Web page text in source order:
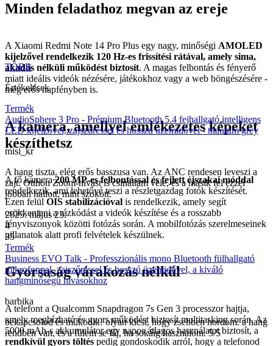
Minden feladathoz megvan az ereje
A Xiaomi Redmi Note 14 Pro Plus egy nagy, minőségi AMOLED
kijelzővel rendelkezik 120 Hz-es frissítési rátával, amely sima,
akadás nélküli működést biztosít. A magas felbontás és fényerő
miatt ideális videók nézésére, játékokhoz vagy a web böngészésére -
még erős napfényben is.
A kamera, amellyel emlékezetes képeket
készíthetsz
A fő kamera200 MP-es felbontással és fejlett éjszakai móddal
rendelkezik, ami lehetővé teszi a részletgazdag fotók készítését.
Ezen felül OIS stabilizációval is rendelkezik, amely segít
csökkenteni a rázkódást a videók készítése és a rosszabb
fényviszonyok közötti fotózás során. A mobilfotózás szerelmeseinek
pillanatok alatt profi felvételek készülnek.
Gyorsaság várakozás nélkül
A telefont a Qualcomm Snapdragon 7s Gen 3 processzor hajtja,
amely megbízható és gyors működést biztosít multitasking során. Az
5000 mAh-s akkumulátor egy napos átlagos használatot biztosít, a
rendkívül gyors töltés pedig gondoskodik arról, hogy a telefonod
TÖBB
Értékelések
Termék
AudioSphere 3 Pro - Prémium Bluetooth 5.4 fejhallgató intelligens
LED kijelzővel, zajszűréssel és hosszú üzemidővel - titanium grey
misi_kr
A hang tiszta, elég erős basszusa van. Az ANC rendesen leveszi a
zajt. Otthon Zoom-hívást is csináltam vele, és a másik fél ezzel
jobban hallott, mint szokott.
2025. május 23.
4
35
Termék
Business EVO Talk - Professzionális mono Bluetooth fülhallgató
mikrofonnal, zajszűréssel és hosszú üzemidővel, a kiváló
hangminőségű hívásokhoz
barbika
bekapcsolod és működik! olyan kicsi, hogy zsebben hordom. a hang
rendben van, és a fülem se fáj, ha sokáig használom. 5/5